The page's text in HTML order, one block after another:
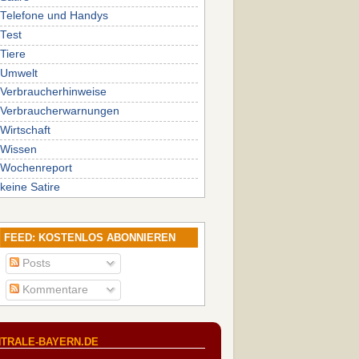
Telefone und Handys
Test
Tiere
Umwelt
Verbraucherhinweise
Verbraucherwarnungen
Wirtschaft
Wissen
Wochenreport
keine Satire
FEED: KOSTENLOS ABONNIEREN
Posts
Kommentare
BAYERN.DE